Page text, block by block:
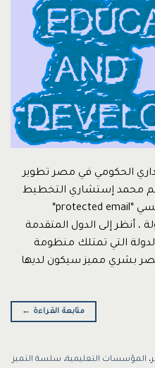
الحكومي في مصر تطوير
محمد إستشاري التخطيط
الإستراتيجي وقياس الأداء المؤسسي *protected email*
، أنظر إلى الدول المتقدمة
التي تمتلك منظومة
بشري مميز سيكون لديها
متابعة القراءة ←
، المؤسسات التعليمية، سلسة التميز